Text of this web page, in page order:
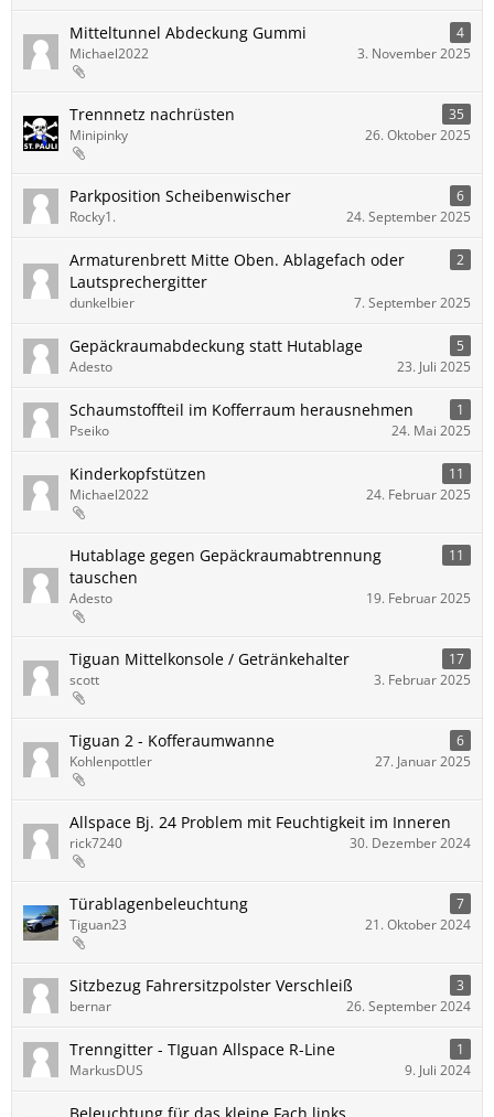
Mitteltunnel Abdeckung Gummi
4
Michael2022
3. November 2025
Trennnetz nachrüsten
35
Minipinky
26. Oktober 2025
Parkposition Scheibenwischer
6
Rocky1.
24. September 2025
Armaturenbrett Mitte Oben. Ablagefach oder
Lautsprechergitter
2
dunkelbier 7. September 2025
Gepäckraumabdeckung statt Hutablage
5
Adesto
23. Juli 2025
Schaumstoffteil im Kofferraum herausnehmen
1
Pseiko
24. Mai 2025
Kinderkopfstützen
11
Michael2022
24. Februar 2025
Hutablage gegen Gepäckraumabtrennung
tauschen
11
Adesto 19. Februar 2025
Tiguan Mittelkonsole / Getränkehalter
17
scott
3. Februar 2025
Tiguan 2 - Kofferaumwanne
6
Kohlenpottler
27. Januar 2025
Allspace Bj. 24 Problem mit Feuchtigkeit im Inneren
rick7240 30. Dezember 2024
Türablagenbeleuchtung
7
Tiguan23
21. Oktober 2024
Sitzbezug Fahrersitzpolster Verschleiß
3
bernar
26. September 2024
Trenngitter - TIguan Allspace R-Line
1
MarkusDUS
9. Juli 2024